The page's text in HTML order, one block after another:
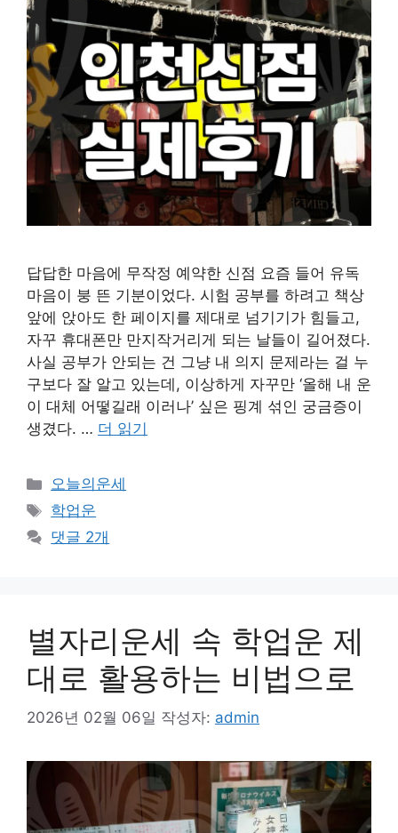
답답한 마음에 무작정 예약한 신점 요즘 들어 유독
마음이 붕 뜬 기분이었다. 시험 공부를 하려고 책상
앞에 앉아도 한 페이지를 제대로 넘기기가 힘들고,
자꾸 휴대폰만 만지작거리게 되는 날들이 길어졌다.
사실 공부가 안되는 건 그냥 내 의지 문제라는 걸 누
구보다 잘 알고 있는데, 이상하게 자꾸만 ‘올해 내 운
이 대체 어떻길래 이러나’ 싶은 핑계 섞인 궁금증이
생겼다. … 더 읽기
카
테
리
오늘의운세
태
그
학업운
댓글 2개
별자리운세 속 학업운 제
대로 활용하는 비법으로
2026년 02월 06일 작성자: admin